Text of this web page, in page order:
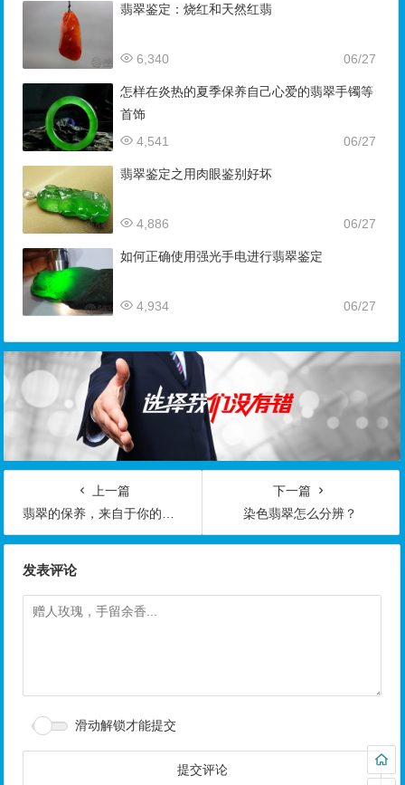
翡翠鉴定：烧红和天然红翡
06/27
6,340
怎样在炎热的夏季保养自己心爱的翡翠手镯等
首饰
06/27
4,541
翡翠鉴定之用肉眼鉴别好坏
06/27
4,886
如何正确使用强光手电进行翡翠鉴定
06/27
4,934
上一篇
翡翠的保养，来自于你的亲密接触
下一篇
染色翡翠怎么分辨？
发表评论
滑动解锁才能提交